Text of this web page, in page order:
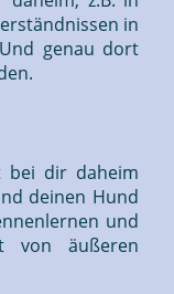
in
genau dort
bei dir daheim
deinen Hund
und
von äußeren